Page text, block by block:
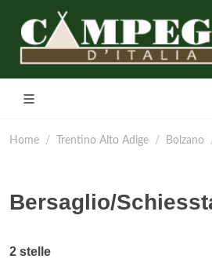
Home Trentino Alto Adige Bolzano
Bersaglio/
2 stelle